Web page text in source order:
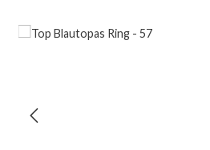
Bildergalerie überspringen